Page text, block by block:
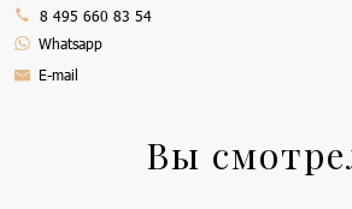
8 495 660 83 54
Whatsapp
E-mail
Вы